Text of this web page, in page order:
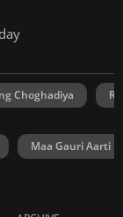
Choghadiya
Maa Gauri Aarti